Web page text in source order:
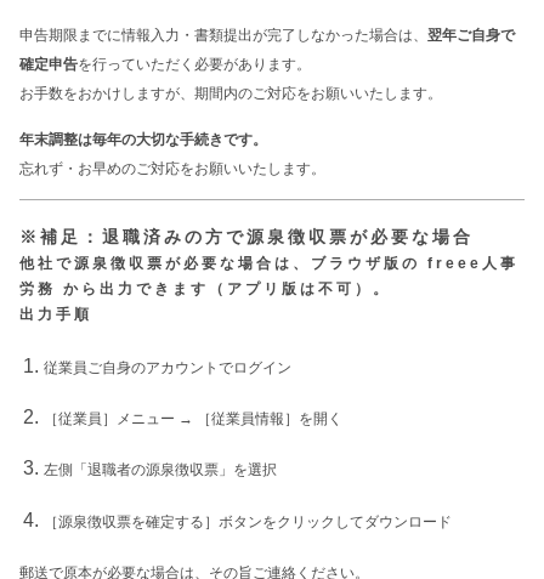
申告期限までに情報入力・書類提出が完了しなかった場合は、 翌年ご自身で
確定申告を行っていただく必要があります。
お手数をおかけしますが、期間内のご対応をお願いいたします。
年末調整は毎年の大切な手続きです。
忘れず・お早めのご対応をお願いいたします。
※補足：退職済みの方で源泉徴収票が必要な場合
他社で源泉徴収票が必要な場合は、ブラウザ版の freee人事
労務
から出力できます（アプリ版は不可）。
出力手順
従業員ご自身のアカウントでログイン
［従業員］メニュー → ［従業員情報］を開く
左側「退職者の源泉徴収票」を選択
［源泉徴収票を確定する］ボタンをクリックしてダウンロード
郵送で原本が必要な場合は、その旨ご連絡ください。